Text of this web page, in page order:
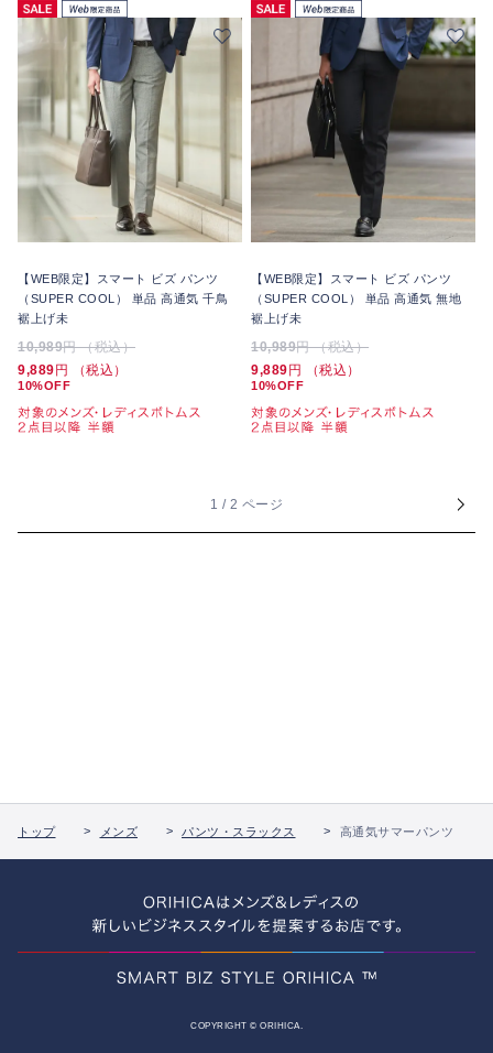
【WEB限定】スマート ビズ パンツ
（SUPER COOL） 単品 高通気 千鳥
裾上げ未
10,989円 （税込）
9,889円 （税込）
10%OFF
【WEB限定】スマート ビズ パンツ
（SUPER COOL） 単品 高通気 無地
裾上げ未
10,989円 （税込）
9,889円 （税込）
10%OFF
1 / 2 ページ
トップ メンズ パンツ・スラックス 高通気サマーパンツ
COPYRIGHT © ORIHICA.